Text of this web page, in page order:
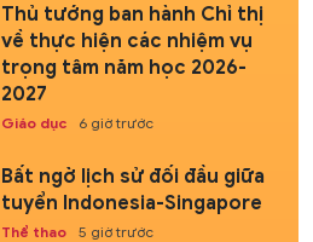
Thủ tướng ban hành Chỉ thị
về thực hiện các nhiệm vụ
trọng tâm năm học 2026-
2027
Giáo dục 6 giờ trước
Bất ngờ lịch sử đối đầu giữa
tuyển Indonesia-Singapore
Thể thao 5 giờ trước